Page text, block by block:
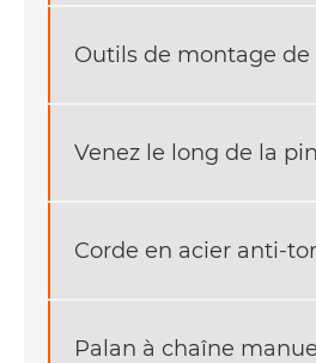
Outils de montage
Venez le long de la
Corde en acier anti-
Palan à chaîne